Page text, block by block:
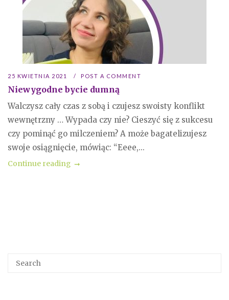
25 KWIETNIA 2021 POST A COMMENT
Niewygodne bycie dumną
Walczysz cały czas z sobą i czujesz swoisty konflikt
wewnętrzny … Wypada czy nie? Cieszyć się z sukcesu
czy pominąć go milczeniem? A może bagatelizujesz
swoje osiągnięcie, mówiąc: “Eeee,...
Continue reading